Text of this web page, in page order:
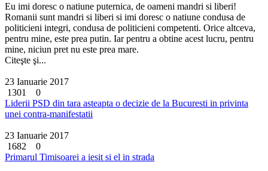
Eu imi doresc o natiune puternica, de oameni mandri si liberi!
Romanii sunt mandri si liberi si imi doresc o natiune condusa de
politicieni integri, condusa de politicieni competenti. Orice altceva,
pentru mine, este prea putin. Iar pentru a obtine acest lucru, pentru
mine, niciun pret nu este prea mare.
Citeşte şi...
23 Ianuarie 2017
1301
0
Liderii PSD din tara asteapta o decizie de la Bucuresti in privinta
unei contra-manifestatii
23 Ianuarie 2017
1682
0
Primarul Timisoarei a iesit si el in strada